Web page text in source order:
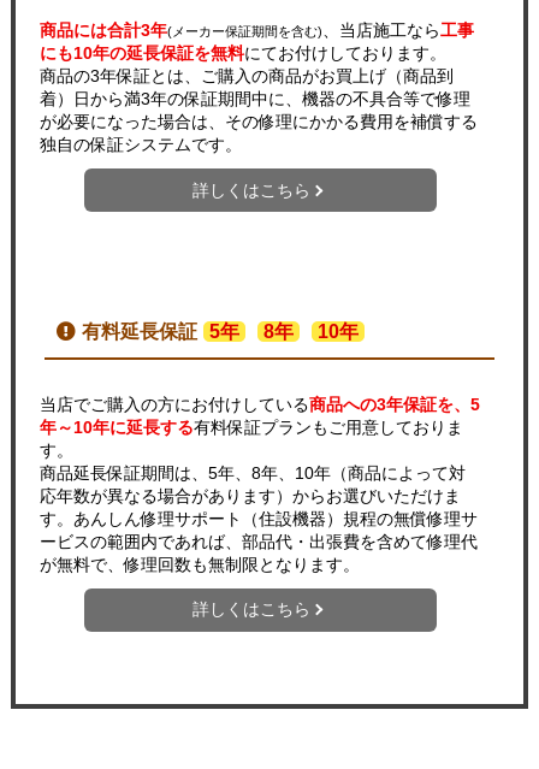
商品には合計3年(メーカー保証期間を含む)、当店施工なら工事
にも10年の延長保証を無料にてお付けしております。
商品の3年保証とは、ご購入の商品がお買上げ（商品到
着）日から満3年の保証期間中に、機器の不具合等で修理
が必要になった場合は、その修理にかかる費用を補償する
独自の保証システムです。
詳しくはこちら
有料延長保証 5年 8年 10年
当店でご購入の方にお付けしている商品への3年保証を、5
年～10年に延長する有料保証プランもご用意しておりま
す。
商品延長保証期間は、5年、8年、10年（商品によって対
応年数が異なる場合があります）からお選びいただけま
す。あんしん修理サポート（住設機器）規程の無償修理サ
ービスの範囲内であれば、部品代・出張費を含めて修理代
が無料で、修理回数も無制限となります。
詳しくはこちら